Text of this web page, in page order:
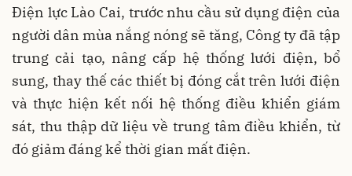
Điện lực Lào Cai, trước nhu cầu sử dụng điện của
người dân mùa nắng nóng sẽ tăng, Công ty đã tập
trung cải tạo, nâng cấp hệ thống lưới điện, bổ
sung, thay thế các thiết bị đóng cắt trên lưới điện
và thực hiện kết nối hệ thống điều khiển giám
sát, thu thập dữ liệu về trung tâm điều khiển, từ
đó giảm đáng kể thời gian mất điện.